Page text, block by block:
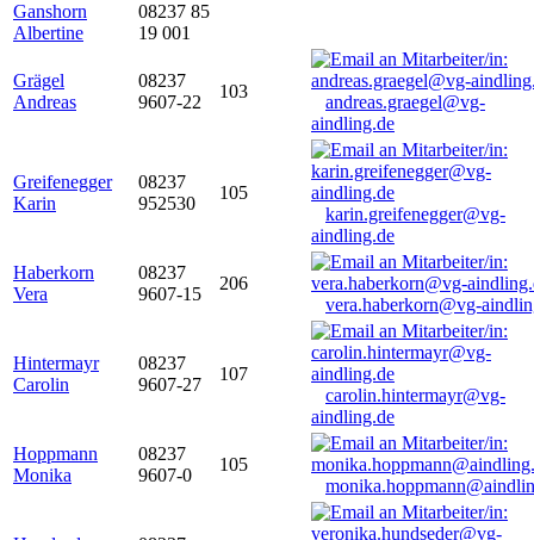
Ganshorn
Albertine
08237 85
19 001
Grägel
Andreas
08237
9607-22
103
andreas.graegel@vg-
aindling.de
Greifenegger
Karin
08237
952530
105
karin.greifenegger@vg-
aindling.de
Haberkorn
Vera
08237
9607-15
206
vera.haberkorn@vg-
Hintermayr
Carolin
08237
9607-27
107
carolin.hintermayr@vg-
aindling.de
Hoppmann
Monika
08237
9607-0
105